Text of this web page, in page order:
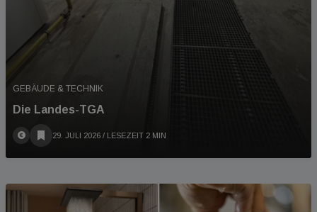
GEBÄUDE & TECHNIK
Die Landes-TGA
29. JULI 2026 / LESEZEIT 2 MIN